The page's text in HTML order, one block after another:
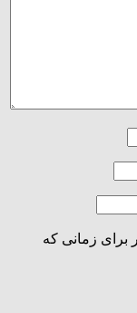
برای زمانی که